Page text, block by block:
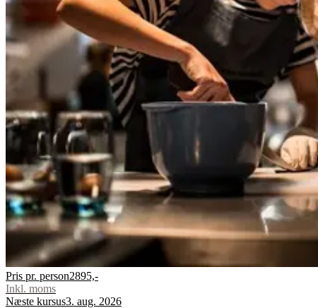
Pris pr. person2895,-
Inkl. moms
Næste kursus3. aug. 2026